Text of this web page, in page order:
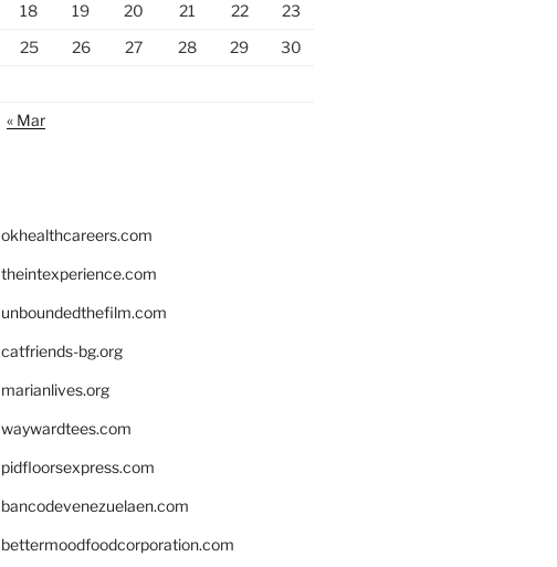
18 19 20 21 22
23
25 26 27 28 29
30
« Mar
okhealthcareers.com
theintexperience.com
unboundedthefilm.com
catfriends-bg.org
marianlives.org
waywardtees.com
pidfloorsexpress.com
bancodevenezuelaen.com
bettermoodfoodcorporation.com